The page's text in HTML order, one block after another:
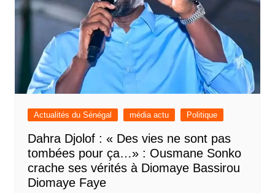
Actualités du Sénégal média actu Politique
Dahra Djolof : « Des vies ne sont pas
tombées pour ça…» : Ousmane Sonko
crache ses vérités à Diomaye Bassirou
Diomaye Faye